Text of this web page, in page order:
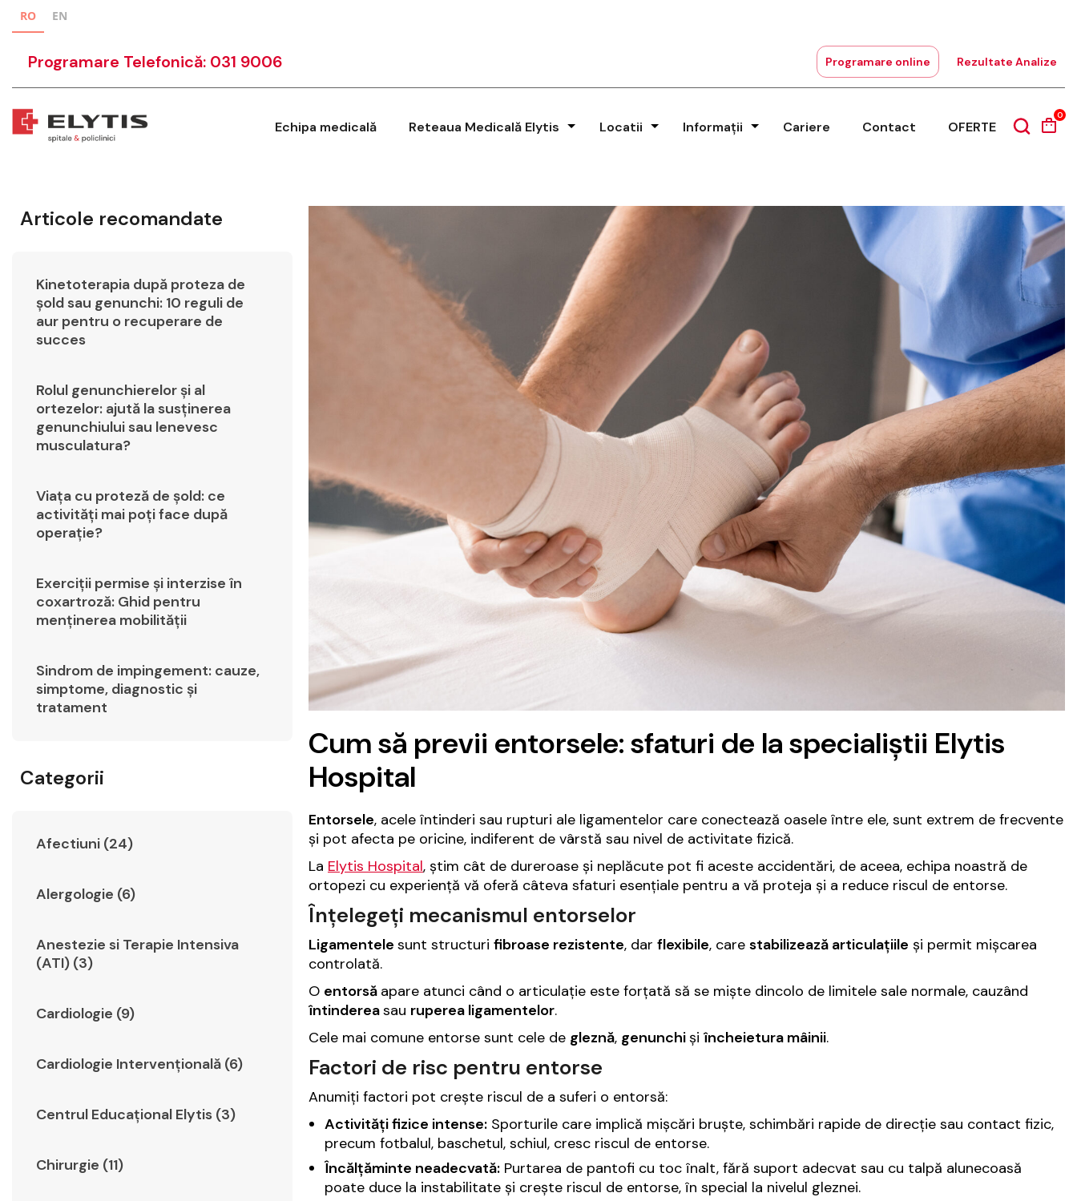
RO EN
Programare Telefonică: 031 9006 Programare online Rezultate Analize
Echipa medicală Reteaua Medicală Elytis Locatii Informații Cariere Contact OFERTE
0
Articole recomandate
Kinetoterapia după proteza de
șold sau genunchi: 10 reguli de
aur pentru o recuperare de
succes
Rolul genunchierelor și al
ortezelor: ajută la susținerea
genunchiului sau lenevesc
musculatura?
Viața cu proteză de șold: ce
activități mai poți face după
operație?
Exerciții permise și interzise în
coxartroză: Ghid pentru
menținerea mobilității
Sindrom de impingement: cauze,
simptome, diagnostic și
tratament
Categorii
Afectiuni (24)
Alergologie (6)
Anestezie si Terapie Intensiva
(ATI) (3)
Cardiologie (9)
Cardiologie Intervențională (6)
Centrul Educațional Elytis (3)
Chirurgie (11)
Cum să previi entorsele: sfaturi de la specialiștii Elytis
Hospital
Entorsele, acele întinderi sau rupturi ale ligamentelor care conectează oasele între ele, sunt extrem de frecvente
și pot afecta pe oricine, indiferent de vârstă sau nivel de activitate fizică.
La Elytis Hospital, știm cât de dureroase și neplăcute pot fi aceste accidentări, de aceea, echipa noastră de
ortopezi cu experiență vă oferă câteva sfaturi esențiale pentru a vă proteja și a reduce riscul de entorse.
Înțelegeți mecanismul entorselor
Ligamentele sunt structuri fibroase rezistente, dar flexibile, care stabilizează articulațiile și permit mișcarea
controlată.
O entorsă apare atunci când o articulație este forțată să se miște dincolo de limitele sale normale, cauzând
întindereasau ruperea ligamentelor.
Cele mai comune entorse sunt cele de gleznă, genunchiși încheietura mâinii.
Factori de risc pentru entorse
Anumiți factori pot crește riscul de a suferi o entorsă:
Activități fizice intense: Sporturile care implică mișcări bruște, schimbări rapide de direcție sau contact fizic,
precum fotbalul, baschetul, schiul, cresc riscul de entorse.
Încălțăminte neadecvată: Purtarea de pantofi cu toc înalt, fără suport adecvat sau cu talpă alunecoasă
poate duce la instabilitate și crește riscul de entorse, în special la nivelul gleznei.